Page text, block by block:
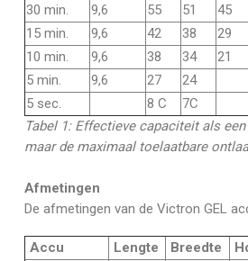
30 min.
9,6 55 51
45
15 min.
9,6 42 38
29
10 min.
9,6 38 34
21
5 min.
9,6 27
24
5 sec.
8 C
7C
Tabel 1: Effectieve capaciteit als
maar de maximaal toelaatbare
Afmetingen
De afmetingen van de Victron GEL
Accu Lengte Breedte